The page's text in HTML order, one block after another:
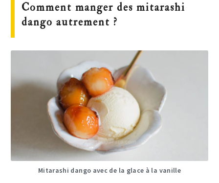
Comment manger des mitarashi
dango autrement ?
Mitarashi dango avec de la glace à la vanille